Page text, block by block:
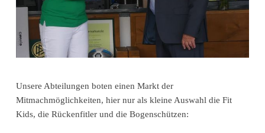
Unsere Abteilungen boten einen Markt der
Mitmachmöglichkeiten, hier nur als kleine Auswahl die Fit
Kids, die Rückenfitler und die Bogenschützen: